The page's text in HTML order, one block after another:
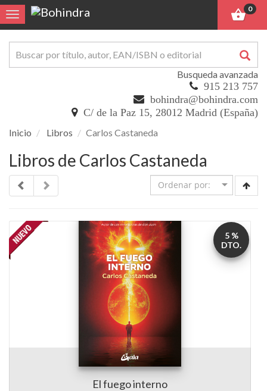
Toggle navigation
0
Busqueda avanzada
915 213 757
bohindra@bohindra.com
C/ de la Paz 15, 28012 Madrid (España)
Inicio Libros Carlos Castaneda
Libros de Carlos Castaneda
El fuego interno
5 %
DTO.